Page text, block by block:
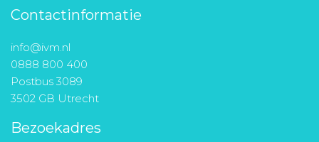
Contactinformatie
info@ivm.nl
0888 800 400
Postbus 3089
3502 GB Utrecht
Bezoekadres